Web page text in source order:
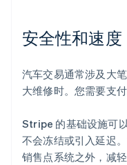
安全性和速度
汽车交易通常涉及大
大维修时。您需要支
Stripe 的基础设施可
不会冻结或引入延迟
销售点系统之外，减